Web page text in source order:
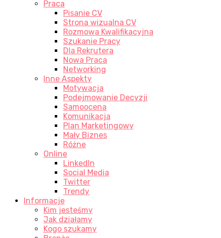
Praca
Pisanie CV
Strona wizualna CV
Rozmowa Kwalifikacyjna
Szukanie Pracy
Dla Rekrutera
Nowa Praca
Networking
Inne Aspekty
Motywacja
Podejmowanie Decyzji
Samoocena
Komunikacja
Plan Marketingowy
Mały Biznes
Różne
Online
LinkedIn
Social Media
Twitter
Trendy
Informacje
Kim jesteśmy
Jak działamy
Kogo szukamy